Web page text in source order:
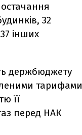
32
інших
держбюджету
тарифами
її
перед НАК